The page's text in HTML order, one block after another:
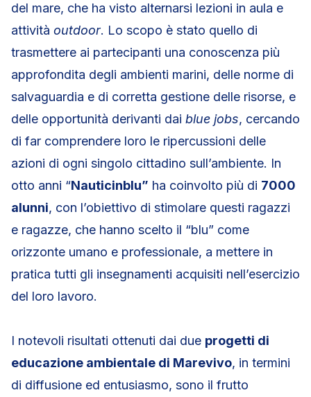
del mare, che ha visto alternarsi lezioni in aula e
attività outdoor. Lo scopo è stato quello di
trasmettere ai partecipanti una conoscenza più
approfondita degli ambienti marini, delle norme di
salvaguardia e di corretta gestione delle risorse, e
delle opportunità derivanti dai blue jobs, cercando
di far comprendere loro le ripercussioni delle
azioni di ogni singolo cittadino sull’ambiente. In
otto anni “Nauticinblu” ha coinvolto più di 7000
alunni, con l’obiettivo di stimolare questi ragazzi
e ragazze, che hanno scelto il “blu” come
orizzonte umano e professionale, a mettere in
pratica tutti gli insegnamenti acquisiti nell’esercizio
del loro lavoro.
I notevoli risultati ottenuti dai due progetti di
educazione ambientale di Marevivo, in termini
di diffusione ed entusiasmo, sono il frutto